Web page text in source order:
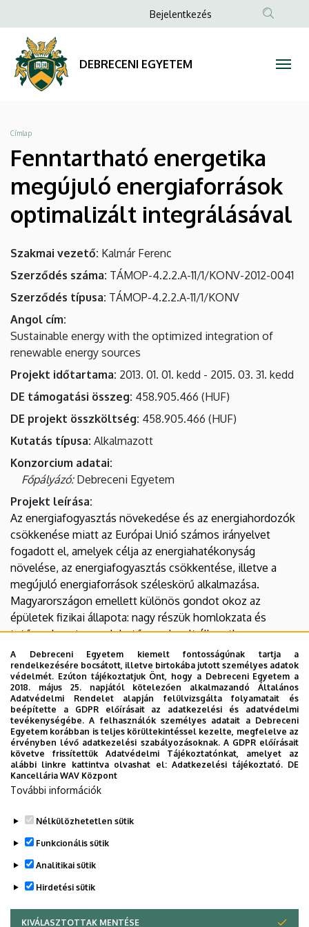
energetika
megújuló
energiaforrások
optimalizált
integrálásával
DEBRECENI
a
tartalomra
Anonim
menüje
Bejelentkezés
DEBRECENI EGYETEM
Morzsa
Címlap
Fenntartható energetika
megújuló energiaforrások
optimalizált integrálásával
Szakmai vezető Kalmár Ferenc
Szerződés száma TÁMOP-4.2.2.A-11/1/KONV-2012-0041
Szerződés típusa TÁMOP-4.2.2.A-11/1/KONV
Angol cím
Sustainable energy with the optimized integration of
renewable energy sources
Projekt időtartama 2013. 01. 01. kedd - 2015. 03. 31. kedd
DE támogatási összeg 458.905.466 HUF
DE projekt összköltség 458.905.466 HUF
Kutatás típusa Alkalmazott
Konzorcium adatai
Főpályázó Debreceni Egyetem
Projekt leírása
Az energiafogyasztás növekedése és az energiahordozók
csökkenése miatt az Európai Unió számos irányelvet
fogadott el, amelyek célja az energiahatékonyság
növelése, az energiafogyasztás csökkentése, illetve a
megújuló energiaforrások széleskörű alkalmazása.
Magyarországon emellett különös gondot okoz az
épületek fizikai állapota: nagy részük homlokzata és
tetőszerkezete meglehetősen elavult állapotban van,
felújításra szorulna.
A DEnzero alapkutatási projekt kutatási területe rendkívül
összetett és számos szakterületre terjed ki. Éppen ezért
munkacsoportokat alakítottunk ki az épületenergetika,
épületgépészet, intelligens épületek, biomassza,
vízgazdálkodás, környezetvédelem, éghajlat, költség-
optimum, környezetjog, társadalomföldrajz és
épületinformatika területén. A munkacsoportok egy-egy
vezető hazai, illetve külföldi kutató iránymutatása mellett
ugyanakkor szervesen összetartoznak.
Legutóbb frissítve: 2021. 08. 23. 10:53
A Debreceni Egyetem kiemelt fontosságúnak tartja a
rendelkezésére bocsátott, illetve birtokába jutott személyes adatok
védelmét. Ezúton tájékoztatjuk Önt, hogy a Debreceni Egyetem a
2018. május 25. napjától kötelezően alkalmazandó Általános
Adatvédelmi Rendelet alapján felülvizsgálta folyamatait és
beépítette a GDPR előírásait az adatkezelési és adatvédelmi
tevékenységébe. A felhasználók személyes adatait a Debreceni
Egyetem korábban is teljes körültekintéssel kezelte, megfelelve az
érvényben lévő adatkezelési szabályozásoknak. A GDPR előírásait
követve frissítettük Adatvédelmi Tájékoztatónkat, amelyet az
alábbi linkre kattintva olvashat el:Adatkezelési tájékoztató. DE
Kancellária WAV Központ
További információk
Nélkülözhetetlen sütik
Funkcionális sütik
Analitikai sütik
Hirdetési sütik
KIVÁLASZTOTTAK MENTÉSE
WITHDRAW CONSENT